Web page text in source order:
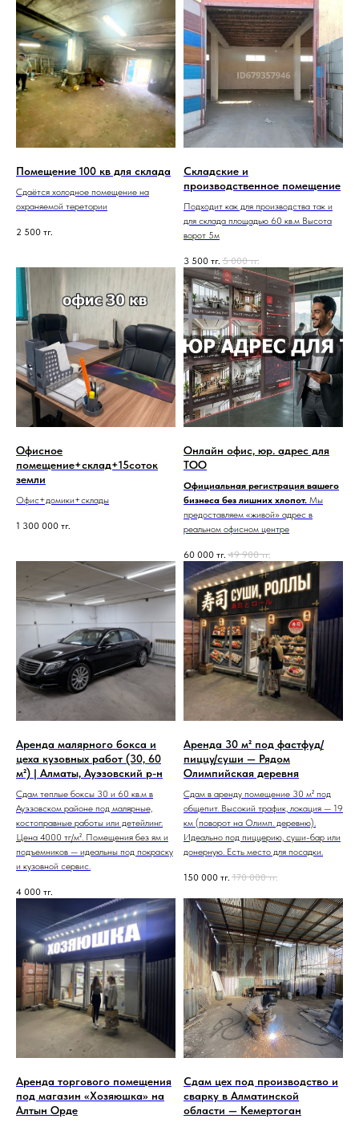
Помещение 100 кв для склада
Сдаётся холодное помещение на
охраняемой теретории
2 500 тг.
Складские и
производственное помещение
Подходит как для производства так и
для склада площадью 60 кв.м Высота
ворот 5м
3 500 тг. 5 000 тг.
Офисное
помещение+склад+15соток
земли
Офис+домики+склады
1 300 000 тг.
Онлайн офис, юр. адрес для
ТОО
Официальная регистрация вашего
бизнеса без лишних хлопот. Мы
предоставляем «живой» адрес в
реальном офисном центре
60 000 тг. 49 900 тг.
Аренда малярного бокса и
цеха кузовных работ (30, 60
м²) | Алматы, Ауэзовский р-н
Сдам теплые боксы 30 и 60 кв.м в
Ауэзовском районе под малярные,
костоправные работы или детейлинг.
Цена 4000 тг/м². Помещения без ям и
подъемников — идеальны под покраску
и кузовной сервис.
4 000 тг.
Аренда 30 м² под фастфуд/
пиццу/суши — Рядом
Олимпийская деревня
Сдам в аренду помещение 30 м² под
общепит. Высокий трафик, локация — 19
км (поворот на Олимп. деревню).
Идеально под пиццерию, суши-бар или
донерную. Есть место для посадки.
150 000 тг. 170 000 тг.
Аренда торгового помещения
под магазин «Хозяюшка» на
Алтын Орде
Сдам цех под производство и
сварку в Алматинской
области — Кемертоган